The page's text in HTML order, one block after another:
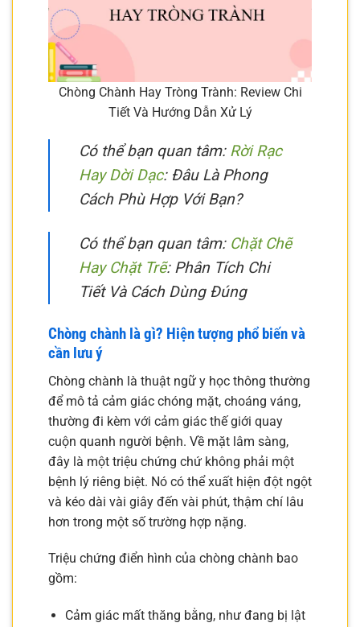
Chòng Chành Hay Tròng Trành: Review Chi
Tiết Và Hướng Dẫn Xử Lý
Có thể bạn quan tâm: Rời Rạc
Hay Dời Dạc: Đâu Là Phong
Cách Phù Hợp Với Bạn?
Có thể bạn quan tâm: Chặt Chẽ
Hay Chặt Trẽ: Phân Tích Chi
Tiết Và Cách Dùng Đúng
Chòng chành là gì? Hiện tượng phổ biến và
cần lưu ý
Chòng chành là thuật ngữ y học thông thường
để mô tả cảm giác chóng mặt, choáng váng,
thường đi kèm với cảm giác thế giới quay
cuộn quanh người bệnh. Về mặt lâm sàng,
đây là một triệu chứng chứ không phải một
bệnh lý riêng biệt. Nó có thể xuất hiện đột ngột
và kéo dài vài giây đến vài phút, thậm chí lâu
hơn trong một số trường hợp nặng.
Triệu chứng điển hình của chòng chành bao
gồm:
Cảm giác mất thăng bằng, như đang bị lật